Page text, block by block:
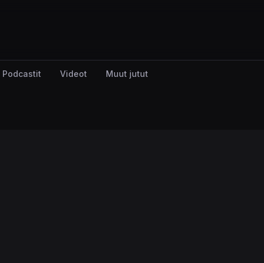
Podcastit Videot Muut jutut